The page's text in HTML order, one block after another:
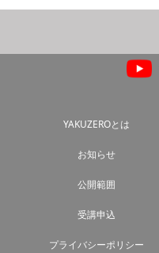
YAKUZEROとは
お知らせ
公開範囲
受講申込
プライバシーポリシー